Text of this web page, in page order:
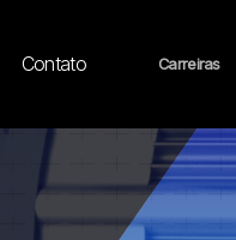
Contato Carreiras